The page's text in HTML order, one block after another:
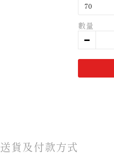
數量
送貨及付款方式